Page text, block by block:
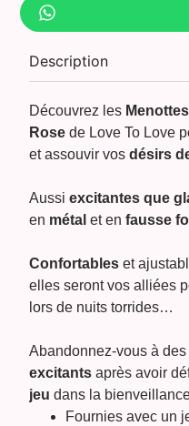
Description
Découvrez les
Rose de Love To Love
et assouvir vosdésirs
Aussiexcitantes que
en métal et enfausse
Confortables et
elles seront vos alliées
lors de nuits torrides…
Abandonnez-vous à
excitants après avoir
jeudans la
Fournies avec un